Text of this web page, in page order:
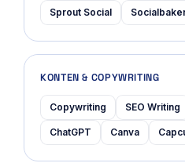
Sprout Social
KONTEN & COPYWRITING
Copywriting SEO Writing
ChatGPT Canva